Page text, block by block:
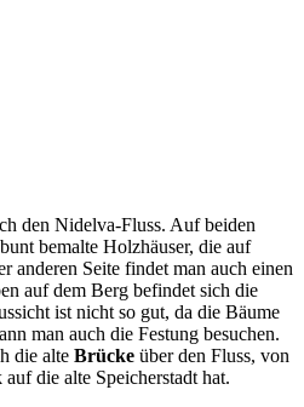
den Nidelva-Fluss. Auf beiden
bemalte Holzhäuser, die auf
anderen Seite findet man auch einen
auf dem Berg befindet sich die
ist nicht so gut, da die Bäume
man auch die Festung besuchen.
die alte Brücke über den Fluss, von
die alte Speicherstadt hat.